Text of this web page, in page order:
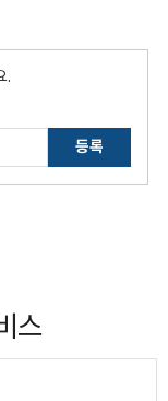
.
등록
스